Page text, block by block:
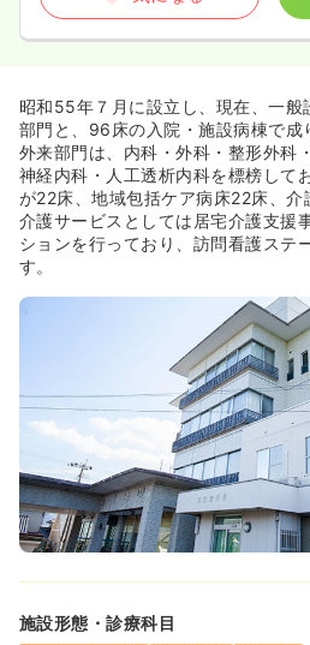
昭和55年７月に設立し、現在、一般
部門と、96床の入院・施設病棟で成
外来部門は、内科・外科・整形外科
神経内科・人工透析内科を標榜して
が22床、地域包括ケア病床22床、介
介護サービスとしては居宅介護支援
ションを行っており、訪問看護ステ
す。
施設形態・診療科目